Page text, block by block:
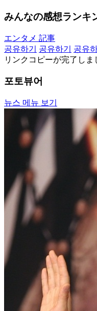
みんなの感想ランキ
エンタメ 記事
공유하기
공유하기 공유하
リンクコピーが完了しま
포토뷰어
뉴스 메뉴 보기